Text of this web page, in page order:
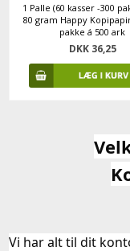
1 Palle (60 kasser -300
80 gram Happy
pakke á 500 ark
DKK 36,25
Vi har alt til dit